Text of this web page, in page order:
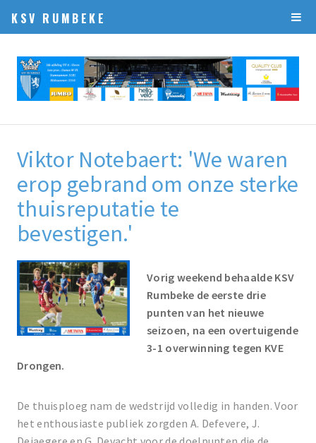
KSV RUMBEKE
Viktor Notebaert: 'We waren
erop gebrand om onze sterke
thuisreputatie te
bevestigen.'
Vorig weekend behaalde KSV
Rumbeke de eerste drie
punten van het nieuwe
seizoen, na een overtuigende
3-1 overwinning tegen KVE
Drongen.
De thuisploeg nam de wedstrijd volledig in handen. Voor
het enthousiaste publiek zorgden A. Defevere, J.